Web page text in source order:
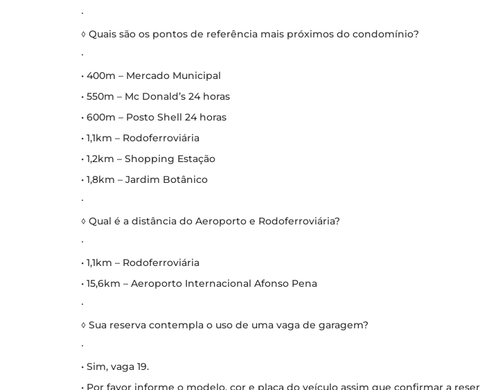
∙
◊ Quais são os pontos de referência mais próximos do condomínio?
∙
• 400m – Mercado Municipal
• 550m – Mc Donald’s 24 horas
• 600m – Posto Shell 24 horas
• 1,1km – Rodoferroviária
• 1,2km – Shopping Estação
• 1,8km – Jardim Botânico
∙
◊ Qual é a distância do Aeroporto e Rodoferroviária?
∙
• 1,1km – Rodoferroviária
• 15,6km – Aeroporto Internacional Afonso Pena
∙
◊ Sua reserva contempla o uso de uma vaga de garagem?
∙
• Sim, vaga 19.
• Por favor informe o modelo, cor e placa do veículo assim que confirmar a